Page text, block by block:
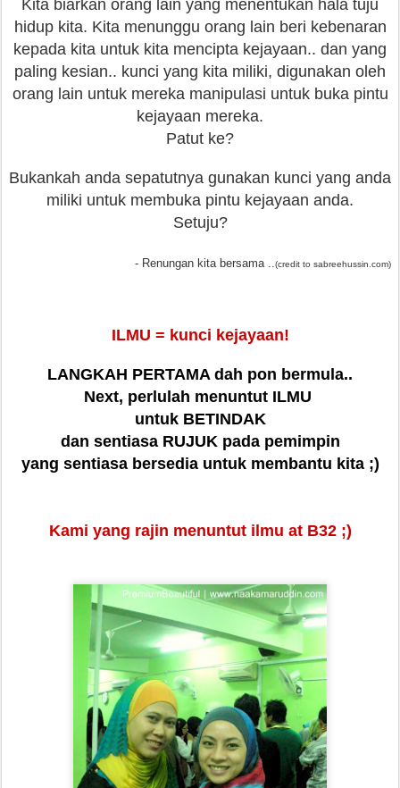
Kita biarkan orang lain yang menentukan hala tuju
hidup kita. Kita menunggu orang lain beri kebenaran
kepada kita untuk kita mencipta kejayaan.. dan yang
paling kesian.. kunci yang kita miliki, digunakan oleh
orang lain untuk mereka manipulasi untuk buka pintu
kejayaan mereka.
Patut ke?
Bukankah anda sepatutnya gunakan kunci yang anda
miliki untuk membuka pintu kejayaan anda.
Setuju?
- Renungan kita bersama ..(credit to sabreehussin.com)
ILMU = kunci kejayaan!
LANGKAH PERTAMA dah pon bermula..
Next, perlulah menuntut ILMU
untuk BETINDAK
dan sentiasa RUJUK pada pemimpin
yang sentiasa bersedia untuk membantu kita ;)
Kami yang rajin menuntut ilmu at B32 ;)